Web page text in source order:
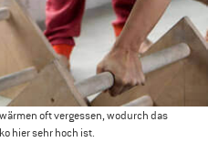
oft vergessen, wodurch das
hier sehr hoch ist.